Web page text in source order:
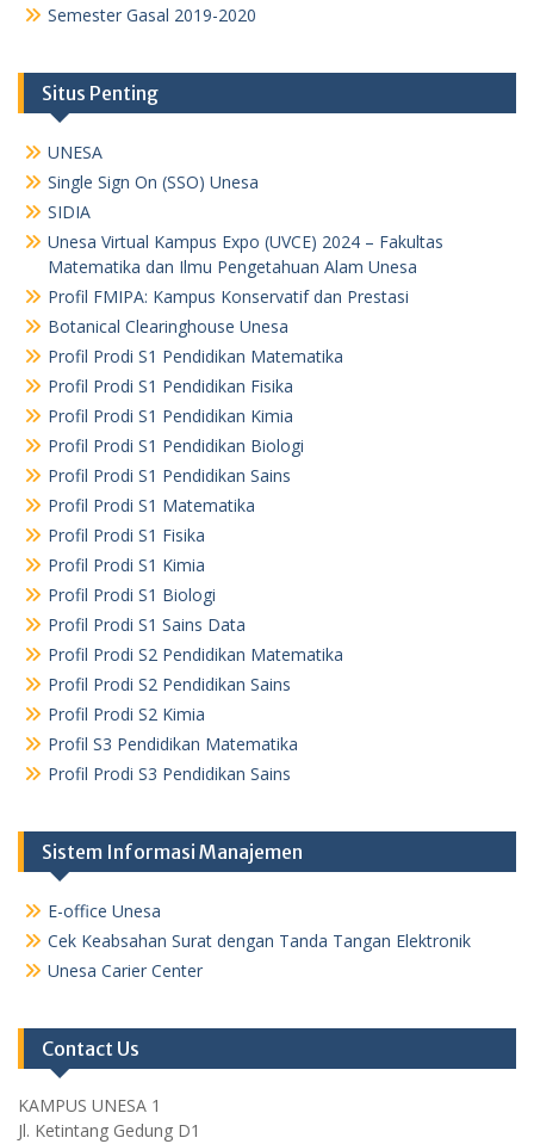
Semester Gasal 2019-2020
Situs Penting
UNESA
Single Sign On (SSO) Unesa
SIDIA
Unesa Virtual Kampus Expo (UVCE) 2024 – Fakultas
Matematika dan Ilmu Pengetahuan Alam Unesa
Profil FMIPA: Kampus Konservatif dan Prestasi
Botanical Clearinghouse Unesa
Profil Prodi S1 Pendidikan Matematika
Profil Prodi S1 Pendidikan Fisika
Profil Prodi S1 Pendidikan Kimia
Profil Prodi S1 Pendidikan Biologi
Profil Prodi S1 Pendidikan Sains
Profil Prodi S1 Matematika
Profil Prodi S1 Fisika
Profil Prodi S1 Kimia
Profil Prodi S1 Biologi
Profil Prodi S1 Sains Data
Profil Prodi S2 Pendidikan Matematika
Profil Prodi S2 Pendidikan Sains
Profil Prodi S2 Kimia
Profil S3 Pendidikan Matematika
Profil Prodi S3 Pendidikan Sains
Sistem Informasi Manajemen
E-office Unesa
Cek Keabsahan Surat dengan Tanda Tangan Elektronik
Unesa Carier Center
Contact Us
KAMPUS UNESA 1
Jl. Ketintang Gedung D1